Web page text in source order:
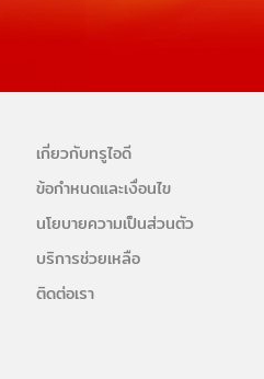
เกี่ยวกับทรูไอดี
ข้อกำหนดและเงื่อนไข
นโยบายความเป็นส่วนตัว
บริการช่วยเหลือ
ติดต่อเรา